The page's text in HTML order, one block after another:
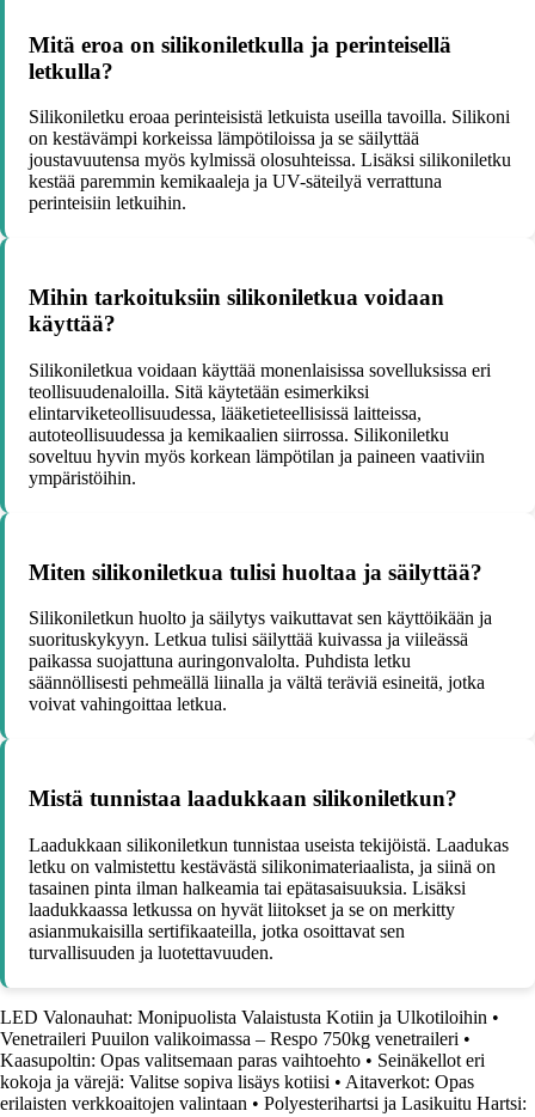
Mitä eroa on silikoniletkulla ja perinteisellä
letkulla?
Silikoniletku eroaa perinteisistä letkuista useilla tavoilla. Silikoni
on kestävämpi korkeissa lämpötiloissa ja se säilyttää
joustavuutensa myös kylmissä olosuhteissa. Lisäksi silikoniletku
kestää paremmin kemikaaleja ja UV-säteilyä verrattuna
perinteisiin letkuihin.
Mihin tarkoituksiin silikoniletkua voidaan
käyttää?
Silikoniletkua voidaan käyttää monenlaisissa sovelluksissa eri
teollisuudenaloilla. Sitä käytetään esimerkiksi
elintarviketeollisuudessa, lääketieteellisissä laitteissa,
autoteollisuudessa ja kemikaalien siirrossa. Silikoniletku
soveltuu hyvin myös korkean lämpötilan ja paineen vaativiin
ympäristöihin.
Miten silikoniletkua tulisi huoltaa ja säilyttää?
Silikoniletkun huolto ja säilytys vaikuttavat sen käyttöikään ja
suorituskykyyn. Letkua tulisi säilyttää kuivassa ja viileässä
paikassa suojattuna auringonvalolta. Puhdista letku
säännöllisesti pehmeällä liinalla ja vältä teräviä esineitä, jotka
voivat vahingoittaa letkua.
Mistä tunnistaa laadukkaan silikoniletkun?
Laadukkaan silikoniletkun tunnistaa useista tekijöistä. Laadukas
letku on valmistettu kestävästä silikonimateriaalista, ja siinä on
tasainen pinta ilman halkeamia tai epätasaisuuksia. Lisäksi
laadukkaassa letkussa on hyvät liitokset ja se on merkitty
asianmukaisilla sertifikaateilla, jotka osoittavat sen
turvallisuuden ja luotettavuuden.
LED Valonauhat: Monipuolista Valaistusta Kotiin ja Ulkotiloihin •
Venetraileri Puuilon valikoimassa – Respo 750kg venetraileri •
Kaasupoltin: Opas valitsemaan paras vaihtoehto • Seinäkellot eri
kokoja ja värejä: Valitse sopiva lisäys kotiisi • Aitaverkot: Opas
erilaisten verkkoaitojen valintaan • Polyesterihartsi ja Lasikuitu Hartsi: